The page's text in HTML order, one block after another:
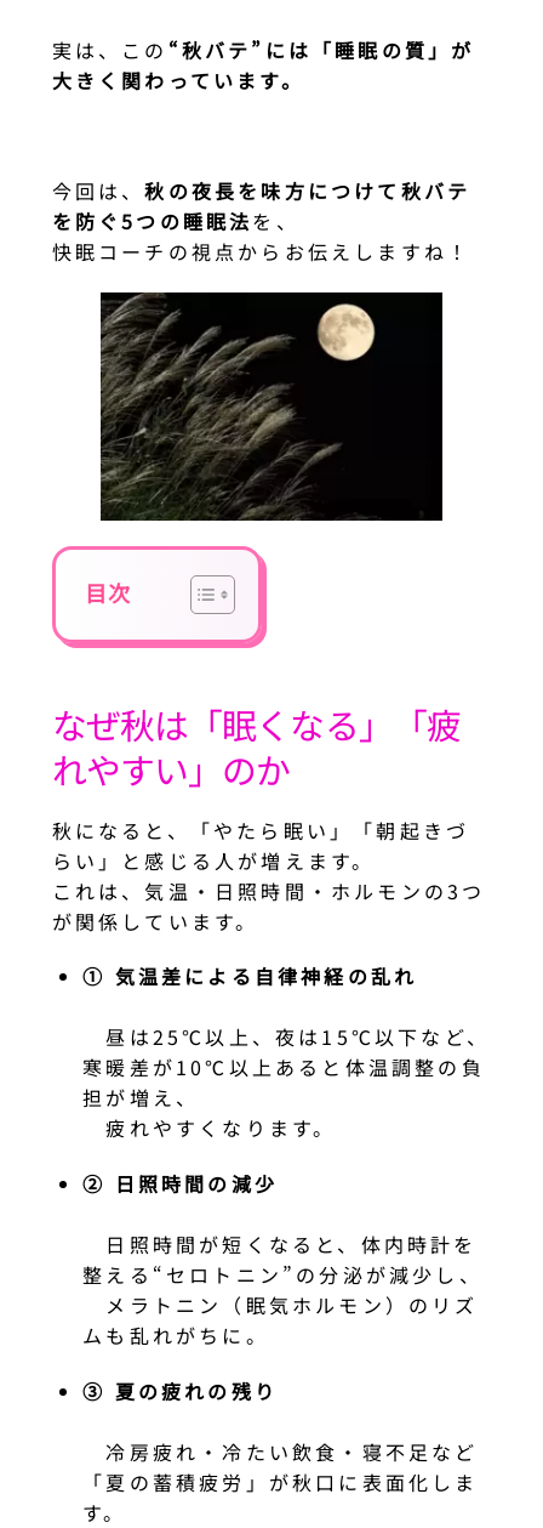
実は、この “秋バテ”には「睡眠の質」が
大きく関わっています。
今回は、秋の夜長を味方につけて秋バテ
を防ぐ5つの睡眠法を、
快眠コーチの視点からお伝えしますね！
目次
なぜ秋は「眠くなる」「疲
れやすい」のか
秋になると、「やたら眠い」「朝起きづ
らい」と感じる人が増えます。
これは、気温・日照時間・ホルモンの3つ
が関係しています。
① 気温差による自律神経の乱れ
昼は25℃以上、夜は15℃以下など、
寒暖差が10℃以上あると体温調整の負
担が増え、
疲れやすくなります。
② 日照時間の減少
日照時間が短くなると、体内時計を
整える“セロトニン”の分泌が減少し、
メラトニン（眠気ホルモン）のリズ
ムも乱れがちに。
③ 夏の疲れの残り
冷房疲れ・冷たい飲食・寝不足など
「夏の蓄積疲労」が秋口に表面化しま
す。